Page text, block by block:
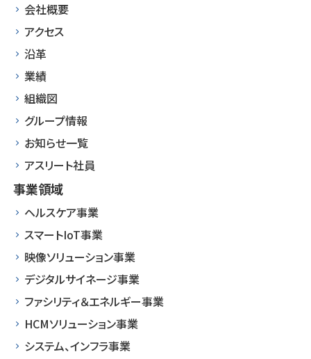
会社概要
アクセス
沿革
業績
組織図
グループ情報
お知らせ一覧
アスリート社員
事業領域
ヘルスケア事業
スマートIoT事業
映像ソリューション事業
デジタルサイネージ事業
ファシリティ＆エネルギー事業
HCMソリューション事業
システム、インフラ事業